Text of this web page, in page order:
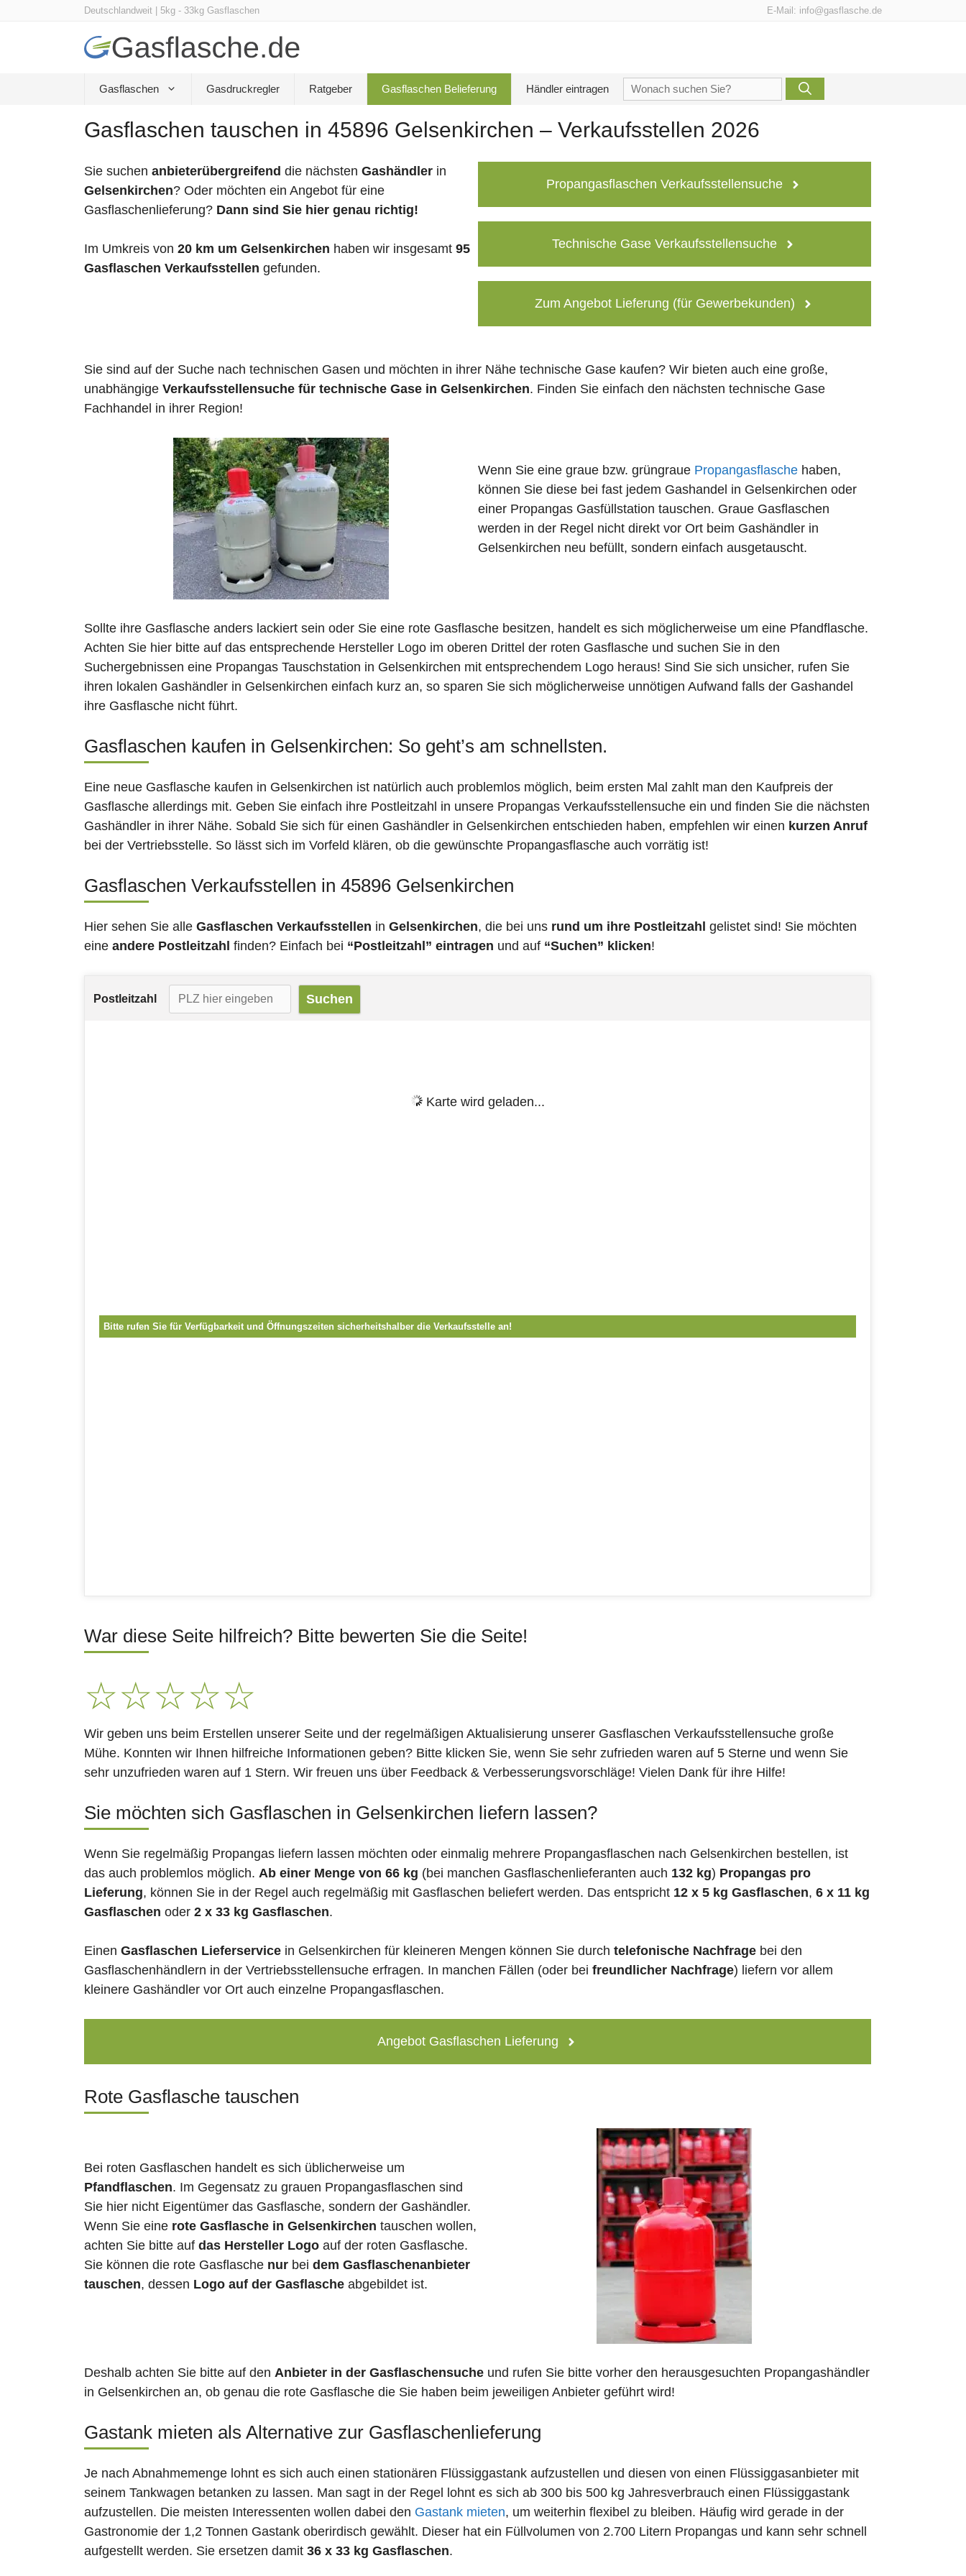
E-Mail: info@gasflasche.de
Deutschlandweit | 5kg - 33kg Gasflaschen
Gasflaschen Gasdruckregler Ratgeber Gasflaschen Belieferung Händler eintragen
Suche
Gasflaschen tauschen in 45896 Gelsenkirchen – Verkaufsstellen 2026
Sie suchen anbieterübergreifend die nächsten Gashändler in
Gelsenkirchen? Oder möchten ein Angebot für eine
Gasflaschenlieferung? Dann sind Sie hier genau richtig!
Im Umkreis von 20 km um Gelsenkirchen haben wir insgesamt 95
Gasflaschen Verkaufsstellen gefunden.
Propangasflaschen Verkaufsstellensuche
Technische Gase Verkaufsstellensuche
Zum Angebot Lieferung (für Gewerbekunden)
Sie sind auf der Suche nach technischen Gasen und möchten in ihrer Nähe technische Gase kaufen? Wir bieten auch eine große,
unabhängige Verkaufsstellensuche für technische Gase in Gelsenkirchen. Finden Sie einfach den nächsten technische Gase
Fachhandel in ihrer Region!
Wenn Sie eine graue bzw. grüngraue Propangasflaschehaben,
können Sie diese bei fast jedem Gashandel in Gelsenkirchen oder
einer Propangas Gasfüllstation tauschen. Graue Gasflaschen
werden in der Regel nicht direkt vor Ort beim Gashändler in
Gelsenkirchen neu befüllt, sondern einfach ausgetauscht.
Sollte ihre Gasflasche anders lackiert sein oder Sie eine rote Gasflasche besitzen, handelt es sich möglicherweise um eine Pfandflasche.
Achten Sie hier bitte auf das entsprechende Hersteller Logo im oberen Drittel der roten Gasflasche und suchen Sie in den
Suchergebnissen eine Propangas Tauschstation in Gelsenkirchen mit entsprechendem Logo heraus! Sind Sie sich unsicher, rufen Sie
ihren lokalen Gashändler in Gelsenkirchen einfach kurz an, so sparen Sie sich möglicherweise unnötigen Aufwand falls der Gashandel
ihre Gasflasche nicht führt.
Gasflaschen kaufen in Gelsenkirchen: So geht’s am schnellsten.
Eine neue Gasflasche kaufen in Gelsenkirchen ist natürlich auch problemlos möglich, beim ersten Mal zahlt man den Kaufpreis der
Gasflasche allerdings mit. Geben Sie einfach ihre Postleitzahl in unsere Propangas Verkaufsstellensuche ein und finden Sie die nächsten
Gashändler in ihrer Nähe. Sobald Sie sich für einen Gashändler in Gelsenkirchen entschieden haben, empfehlen wir einen kurzen Anruf
bei der Vertriebsstelle. So lässt sich im Vorfeld klären, ob die gewünschte Propangasflasche auch vorrätig ist!
Gasflaschen Verkaufsstellen in 45896 Gelsenkirchen
Hier sehen Sie alle Gasflaschen Verkaufsstellen in Gelsenkirchen, die bei uns rund um ihre Postleitzahl gelistet sind! Sie möchten
eine andere Postleitzahl finden? Einfach bei “Postleitzahl” eintragen und auf “Suchen” klicken!
Postleitzahl
Karte wird geladen...
Bitte rufen Sie für Verfügbarkeit und Öffnungszeiten sicherheitshalber die Verkaufsstelle an!
War diese Seite hilfreich? Bitte bewerten Sie die Seite!
☆☆☆☆☆
Wir geben uns beim Erstellen unserer Seite und der regelmäßigen Aktualisierung unserer Gasflaschen Verkaufsstellensuche große
Mühe. Konnten wir Ihnen hilfreiche Informationen geben? Bitte klicken Sie, wenn Sie sehr zufrieden waren auf 5 Sterne und wenn Sie
sehr unzufrieden waren auf 1 Stern. Wir freuen uns über Feedback & Verbesserungsvorschläge! Vielen Dank für ihre Hilfe!
Sie möchten sich Gasflaschen in Gelsenkirchen liefern lassen?
Wenn Sie regelmäßig Propangas liefern lassen möchten oder einmalig mehrere Propangasflaschen nach Gelsenkirchen bestellen, ist
das auch problemlos möglich. Ab einer Menge von 66 kg (bei manchen Gasflaschenlieferanten auch 132 kg) Propangas pro
Lieferung, können Sie in der Regel auch regelmäßig mit Gasflaschen beliefert werden. Das entspricht 12 x 5 kg Gasflaschen, 6 x 11 kg
Gasflaschen oder 2 x 33 kg Gasflaschen.
Einen Gasflaschen Lieferservice in Gelsenkirchen für kleineren Mengen können Sie durch telefonische Nachfrage bei den
Gasflaschenhändlern in der Vertriebsstellensuche erfragen. In manchen Fällen (oder bei freundlicher Nachfrage) liefern vor allem
kleinere Gashändler vor Ort auch einzelne Propangasflaschen.
Angebot Gasflaschen Lieferung
Rote Gasflasche tauschen
Bei roten Gasflaschen handelt es sich üblicherweise um
Pfandflaschen. Im Gegensatz zu grauen Propangasflaschen sind
Sie hier nicht Eigentümer das Gasflasche, sondern der Gashändler.
Wenn Sie eine rote Gasflasche in Gelsenkirchen tauschen wollen,
achten Sie bitte auf das Hersteller Logo auf der roten Gasflasche.
Sie können die rote Gasflasche nur bei dem Gasflaschenanbieter
tauschen, dessen Logo auf der Gasflasche abgebildet ist.
Deshalb achten Sie bitte auf den Anbieter in der Gasflaschensuche und rufen Sie bitte vorher den herausgesuchten Propangashändler
in Gelsenkirchen an, ob genau die rote Gasflasche die Sie haben beim jeweiligen Anbieter geführt wird!
Gastank mieten als Alternative zur Gasflaschenlieferung
Je nach Abnahmemenge lohnt es sich auch einen stationären Flüssiggastank aufzustellen und diesen von einen Flüssiggasanbieter mit
seinem Tankwagen betanken zu lassen. Man sagt in der Regel lohnt es sich ab 300 bis 500 kg Jahresverbrauch einen Flüssiggastank
aufzustellen. Die meisten Interessenten wollen dabei den Gastank mieten, um weiterhin flexibel zu bleiben. Häufig wird gerade in der
Gastronomie der 1,2 Tonnen Gastank oberirdisch gewählt. Dieser hat ein Füllvolumen von 2.700 Litern Propangas und kann sehr schnell
aufgestellt werden. Sie ersetzen damit 36 x 33 kg Gasflaschen.